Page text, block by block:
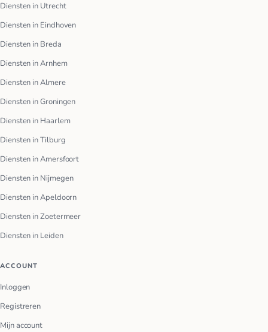
Diensten in Utrecht
Diensten in Eindhoven
Diensten in Breda
Diensten in Arnhem
Diensten in Almere
Diensten in Groningen
Diensten in Haarlem
Diensten in Tilburg
Diensten in Amersfoort
Diensten in Nijmegen
Diensten in Apeldoorn
Diensten in Zoetermeer
Diensten in Leiden
ACCOUNT
Inloggen
Registreren
Mijn account